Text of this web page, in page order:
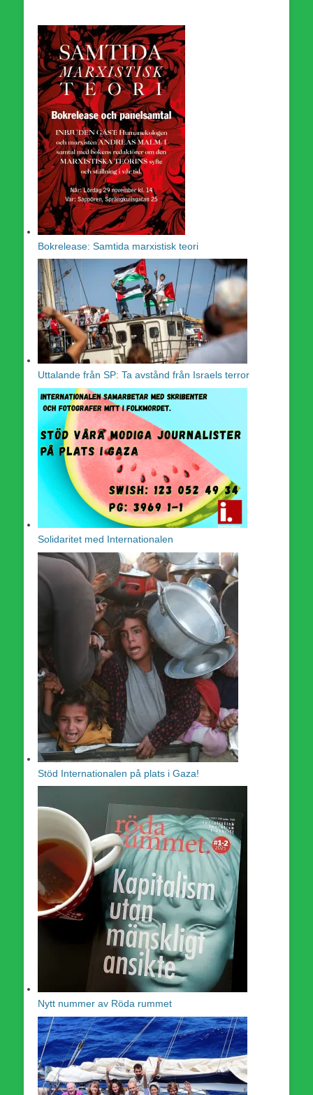
Bokrelease: Samtida marxistisk teori
Uttalande från SP: Ta avstånd från Israels terror
Solidaritet med Internationalen
Stöd Internationalen på plats i Gaza!
Nytt nummer av Röda rummet